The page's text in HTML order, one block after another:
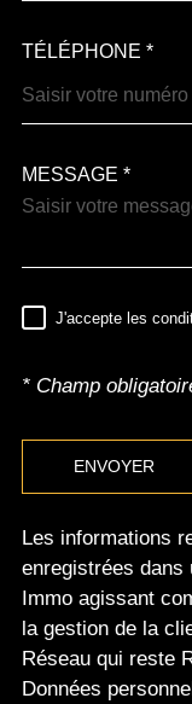
TÉLÉPHONE *
MESSAGE *
J'accepte les
* Champ
ENVOYER
Les informations
enregistrées dans
Immo agissant
la gestion de la
Réseau qui reste
Données